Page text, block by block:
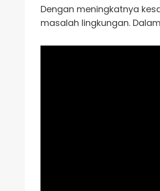
Dengan meningkatnya
masalah lingkungan.